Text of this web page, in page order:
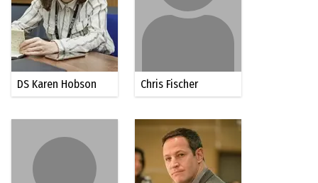
DS Karen Hobson Chris Fischer